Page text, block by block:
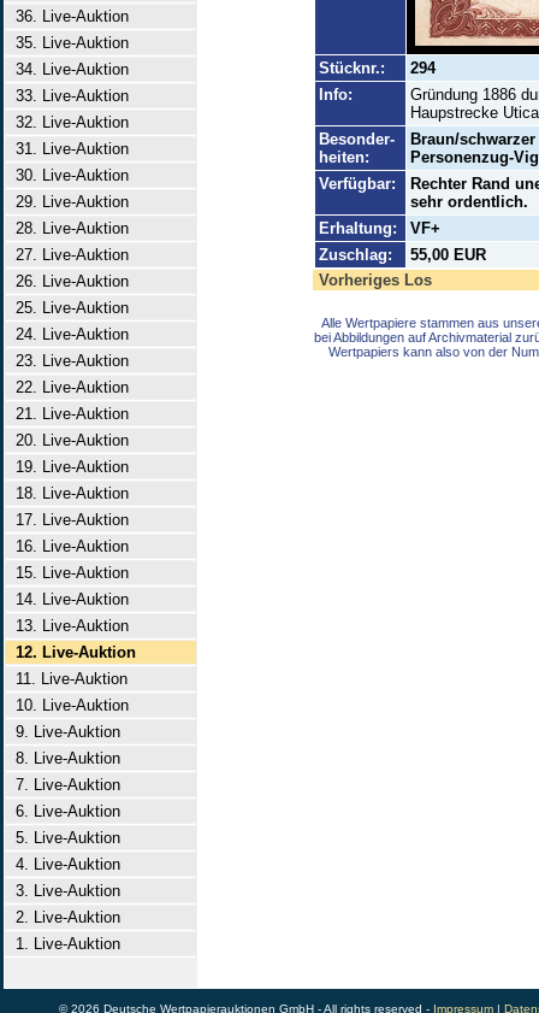
36. Live-Auktion
35. Live-Auktion
34. Live-Auktion
33. Live-Auktion
32. Live-Auktion
31. Live-Auktion
30. Live-Auktion
29. Live-Auktion
28. Live-Auktion
27. Live-Auktion
26. Live-Auktion
25. Live-Auktion
24. Live-Auktion
23. Live-Auktion
22. Live-Auktion
21. Live-Auktion
20. Live-Auktion
19. Live-Auktion
18. Live-Auktion
17. Live-Auktion
16. Live-Auktion
15. Live-Auktion
14. Live-Auktion
13. Live-Auktion
12. Live-Auktion
11. Live-Auktion
10. Live-Auktion
9. Live-Auktion
8. Live-Auktion
7. Live-Auktion
6. Live-Auktion
5. Live-Auktion
4. Live-Auktion
3. Live-Auktion
2. Live-Auktion
1. Live-Auktion
Stücknr.:
294
Info:
Gründung 1886
Haupstrecke
Besonder-
heiten:
Braun/
Personenzug-
Verfügbar:
Rechter Rand
sehr ordentlich.
Erhaltung:
VF+
Zuschlag:
55,00 EUR
Vorheriges Los
Alle Wertpapiere stammen aus
bei Abbildungen auf Archivmaterial
Wertpapiers kann also von der
© 2026 Deutsche Wertpapierauktionen GmbH - All rights reserved - Impressum|